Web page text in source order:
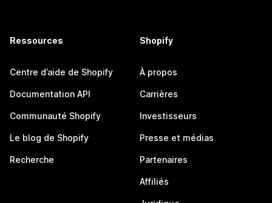
Ressources
Centre d’aide de Shopify
Documentation API
Communauté Shopify
Le blog de Shopify
Recherche
Shopify
À propos
Carrières
Investisseurs
Presse et médias
Partenaires
Affiliés